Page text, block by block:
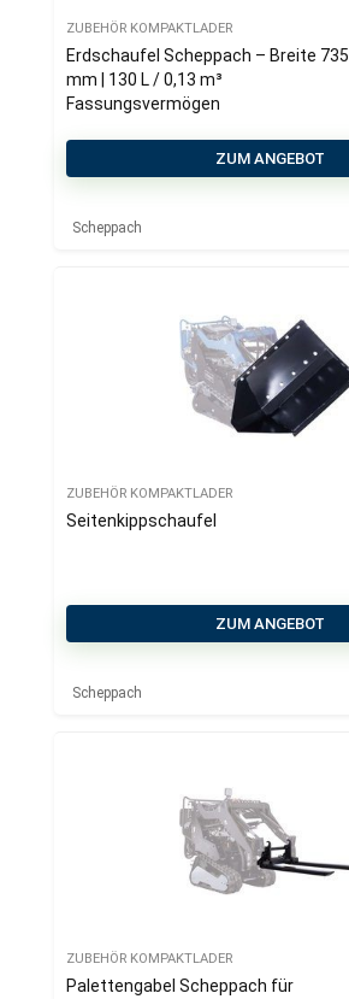
ZUBEHÖR KOMPAKTLADER
Erdschaufel Scheppach – Breite 735
mm | 130 L / 0,13 m³
Fassungsvermögen
ZUM ANGEBOT
Scheppach
ZUBEHÖR KOMPAKTLADER
Seitenkippschaufel
ZUM ANGEBOT
Scheppach
ZUBEHÖR KOMPAKTLADER
Palettengabel Scheppach für